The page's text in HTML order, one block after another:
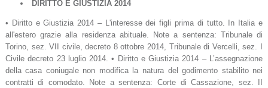
DIRITTO E GIUSTIZIA 2014
• Diritto e Giustizia 2014 – L'interesse dei figli prima di tutto. In Italia e
all'estero grazie alla residenza abituale. Note a sentenza: Tribunale di
Torino, sez. VII civile, decreto 8 ottobre 2014, Tribunale di Vercelli, sez. I
Civile decreto 23 luglio 2014. • Diritto e Giustizia 2014 – L’assegnazione
della casa coniugale non modifica la natura del godimento stabilito nei
contratti di comodato. Note a sentenza: Corte di Cassazione, sez. II